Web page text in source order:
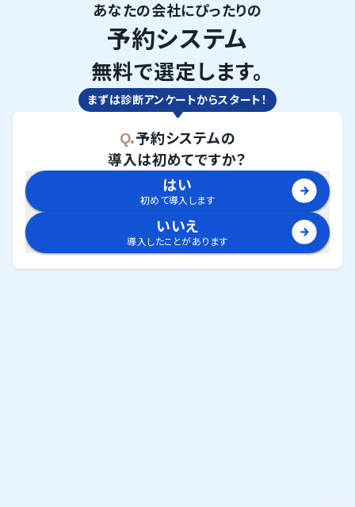
あなたの会社にぴったりの
予約システム
無料で選定します。
まずは診断アンケートからスタート！
Q.予約システムの
導入は初めてですか？
はい
初めて導入します
いいえ
導入したことがあります